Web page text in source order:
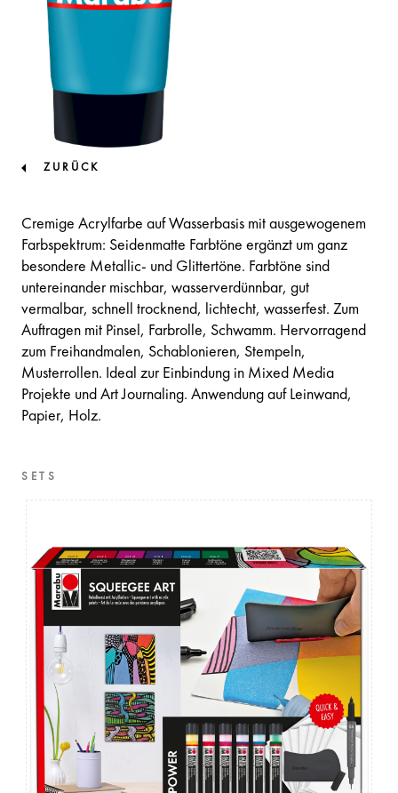
ZURÜCK
Cremige Acrylfarbe auf Wasserbasis mit ausgewogenem
Farbspektrum: Seidenmatte Farbtöne ergänzt um ganz
besondere Metallic- und Glittertöne. Farbtöne sind
untereinander mischbar, wasserverdünnbar, gut
vermalbar, schnell trocknend, lichtecht, wasserfest. Zum
Auftragen mit Pinsel, Farbrolle, Schwamm. Hervorragend
zum Freihandmalen, Schablonieren, Stempeln,
Musterrollen. Ideal zur Einbindung in Mixed Media
Projekte und Art Journaling. Anwendung auf Leinwand,
Papier, Holz.
SETS